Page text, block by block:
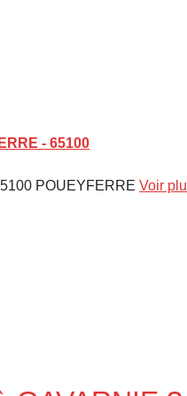
- 65100
POUEYFERRE Voir